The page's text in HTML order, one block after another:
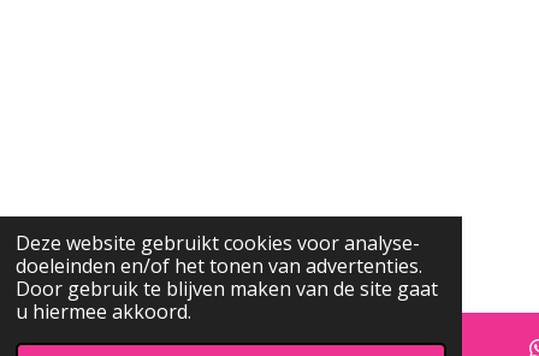
Deze website gebruikt cookies voor analyse-
doeleinden en/of het tonen van advertenties.
Door gebruik te blijven maken van de site gaat
u hiermee akkoord.